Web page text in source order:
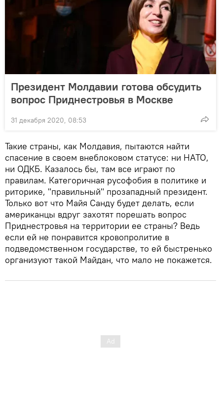
Президент Молдавии готова обсудить
вопрос Приднестровья в Москве
31 декабря 2020, 08:53
Такие страны, как Молдавия, пытаются найти
спасение в своем внеблоковом статусе: ни НАТО,
ни ОДКБ. Казалось бы, там все играют по
правилам. Категоричная русофобия в политике и
риторике, "правильный" прозападный президент.
Только вот что Майя Санду будет делать, если
американцы вдруг захотят порешать вопрос
Приднестровья на территории ее страны? Ведь
если ей не понравится кровопролитие в
подведомственном государстве, то ей быстренько
организуют такой Майдан, что мало не покажется.